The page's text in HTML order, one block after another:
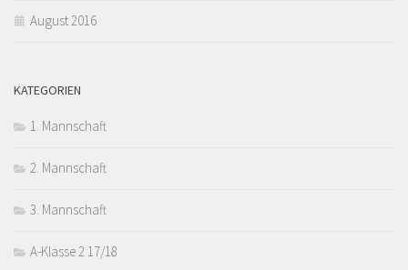
August 2016
KATEGORIEN
1. Mannschaft
2. Mannschaft
3. Mannschaft
A-Klasse 2 17/18